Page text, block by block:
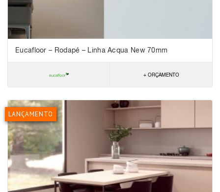
Eucafloor – Rodapé – Linha Acqua New 70mm
+ ORÇAMENTO
LANÇAMENTO